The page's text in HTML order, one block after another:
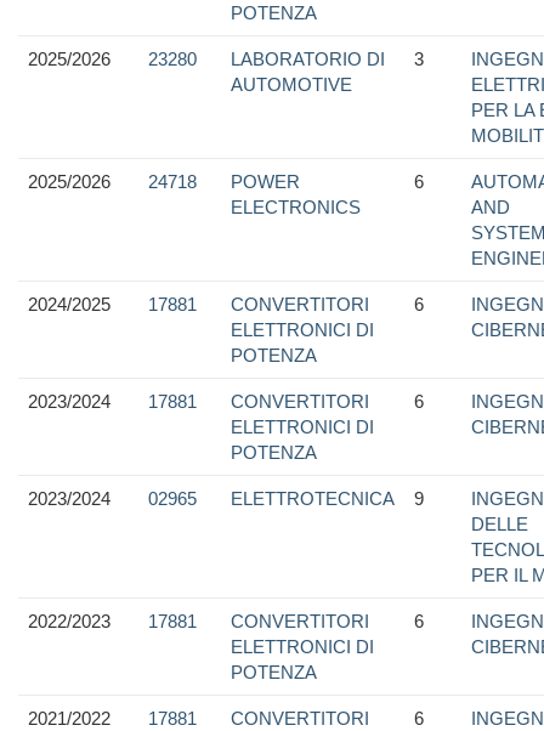
POTENZA
2025/2026 23280
LABORATORIO DI
AUTOMOTIVE
3
PER LA
2025/2026 24718
POWER
ELECTRONICS
6
AND
2024/2025 17881
CONVERTITORI
ELETTRONICI DI
POTENZA
6
2023/2024 17881
CONVERTITORI
ELETTRONICI DI
POTENZA
6
2023/2024 02965 ELETTROTECNICA 9
DELLE
PER IL
2022/2023 17881
CONVERTITORI
ELETTRONICI DI
POTENZA
6
2021/2022 17881
CONVERTITORI
6